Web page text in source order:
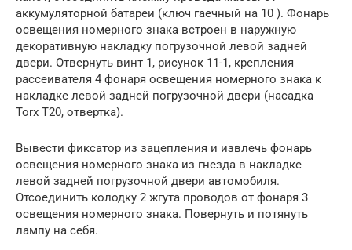
аккумуляторной батареи (ключ гаечный на 10 ). Фонарь
освещения номерного знака встроен в наружную
декоративную накладку погрузочной левой задней
двери. Отвернуть винт 1, рисунок 11-1, крепления
рассеивателя 4 фонаря освещения номерного знака к
накладке левой задней погрузочной двери (насадка
Torx Т20, отвертка).
Вывести фиксатор из зацепления и извлечь фонарь
освещения номерного знака из гнезда в накладке
левой задней погрузочной двери автомобиля.
Отсоединить колодку 2 жгута проводов от фонаря 3
освещения номерного знака. Повернуть и потянуть
лампу на себя.